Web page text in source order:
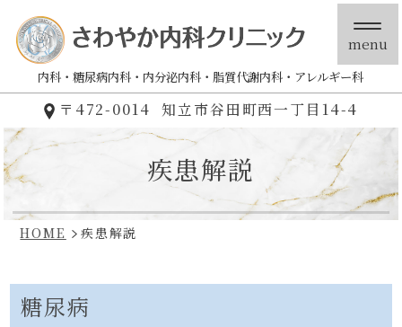
内科 糖尿病内科 内分泌内科 脂質代謝内科 アレルギー科
〒472-0014 知立市谷田町西一丁目14-4
menu
疾患解説
HOME 疾患解説
糖尿病